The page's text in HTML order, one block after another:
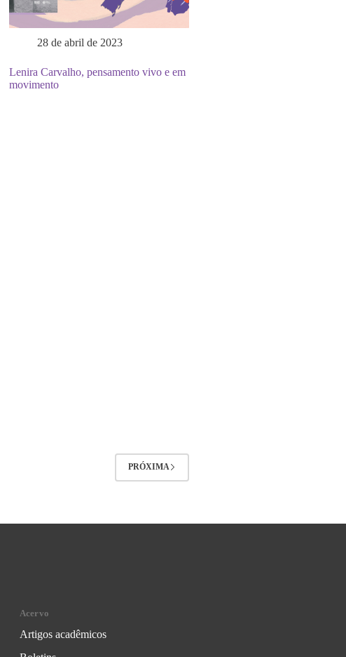
28 de abril de 2023
Lenira Carvalho, pensamento vivo e em
movimento
PRÓXIMA
Acervo
Artigos acadêmicos